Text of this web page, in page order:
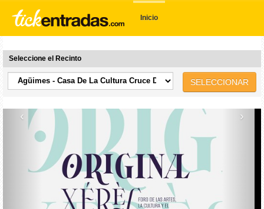
Inicio
Seleccione el Recinto
SELECCIONAR
‹ ›